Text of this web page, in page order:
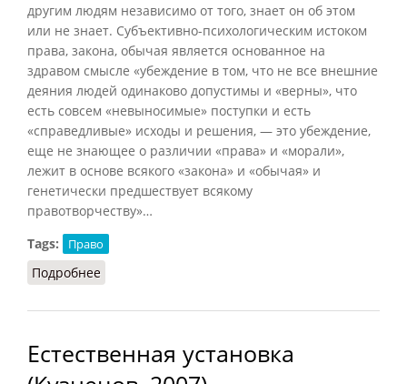
другим людям независимо от того, знает он об этом
или не знает. Субъективно-психологическим истоком
права, закона, обычая является основанное на
здравом смысле «убеждение в том, что не все внешние
деяния людей одинаково допустимы и «верны», что
есть совсем «невыносимые» поступки и есть
«справедливые» исходы и решения, — это убеждение,
еще не знающее о различии «права» и «морали»,
лежит в основе всякого «закона» и «обычая» и
генетически предшествует всякому
правотворчеству»…
Tags:
Право
Подробнее
Естественная установка